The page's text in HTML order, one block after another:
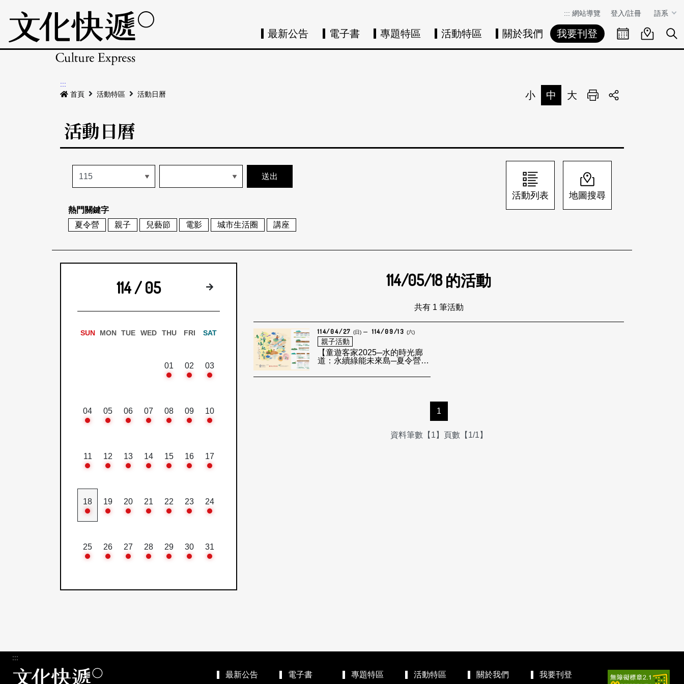
::: 網站導覽 登入/註冊 語系
最新公告 電子書 專題特區 活動特區 關於我們 我要刊登 活動日曆活動地圖展
:::
首頁
活動特區 活動日曆 小 中 大 列印
活動日曆
熱門關鍵字
夏令營
親子 兒藝節 電影 城市生活圈 講座
活動列表 地圖搜尋
114 / 05 下個月
SUN MON TUE WED THU FRI SAT
01 02 03
04 05 06 07 08 09 10
11 12 13 14 15 16 17
18 19 20 21 22 23 24
25 26 27 28 29 30 31
114/05/18的活動
共有 1 筆活動
114/04/27 (日) 114/09/13 (六)
親子活動
【童遊客家2025─水的時光廊
道：永續綠能未來島─夏令營及
1
資料筆數【1】頁數【1/1】
:::
最新公告 電子書 專題特區 活動特區 關於我們 我要刊登